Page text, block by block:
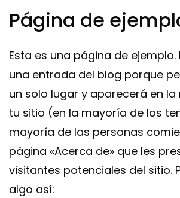
Página de
Esta es una página de ejemplo.
una entrada del blog porque
un solo lugar y aparecerá en
tu sitio (en la mayoría de los
mayoría de las personas
página «Acerca de» que les
visitantes potenciales del sitio.
algo así: